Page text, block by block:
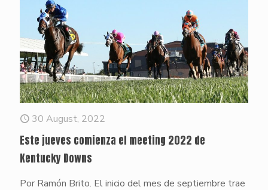
30 August, 2022
Este jueves comienza el meeting 2022 de
Kentucky Downs
Por Ramón Brito. El inicio del mes de septiembre trae